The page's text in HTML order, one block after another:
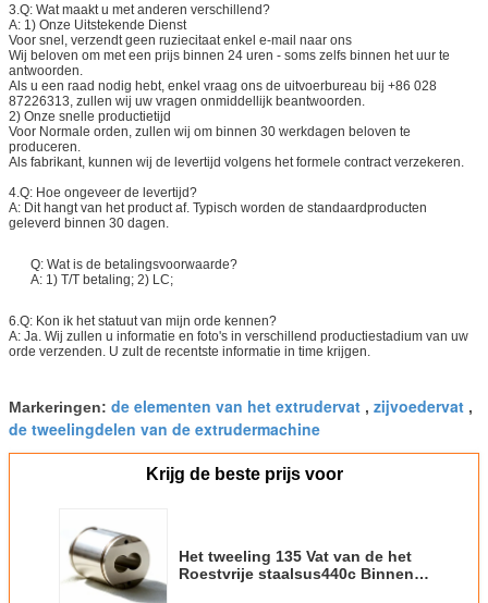
3.Q: Wat maakt u met anderen verschillend?
A: 1) Onze Uitstekende Dienst
Voor snel, verzendt geen ruziecitaat enkel e-mail naar ons
Wij beloven om met een prijs binnen 24 uren - soms zelfs binnen het uur te
antwoorden.
Als u een raad nodig hebt, enkel vraag ons de uitvoerbureau bij +86 028
87226313, zullen wij uw vragen onmiddellijk beantwoorden.
2) Onze snelle productietijd
Voor Normale orden, zullen wij om binnen 30 werkdagen beloven te
produceren.
Als fabrikant, kunnen wij de levertijd volgens het formele contract verzekeren.
4.Q: Hoe ongeveer de levertijd?
A: Dit hangt van het product af. Typisch worden de standaardproducten
geleverd binnen 30 dagen.
Q: Wat is de betalingsvoorwaarde?
A: 1) T/T betaling; 2) LC;
6.Q: Kon ik het statuut van mijn orde kennen?
A: Ja. Wij zullen u informatie en foto's in verschillend productiestadium van uw
orde verzenden. U zult de recentste informatie in time krijgen.
Markeringen: de elementen van het extrudervat , zijvoedervat ,
de tweelingdelen van de extrudermachine
Krijg de beste prijs voor
Het tweeling 135 Vat van de het
Roestvrije staalsus440c Binnen